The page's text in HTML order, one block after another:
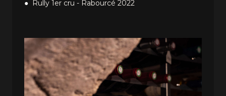
Rully 1er cru - Rabourcé 2022